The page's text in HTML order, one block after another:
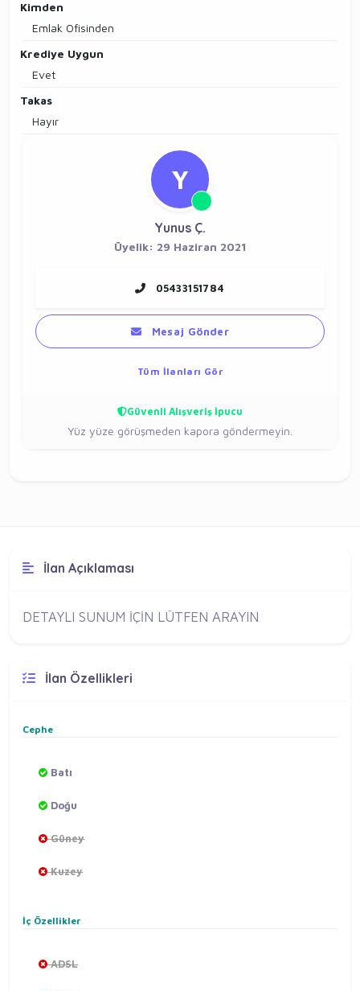
Kimden
Emlak Ofisinden
Krediye Uygun
Evet
Takas
Hayır
Y
Yunus Ç.
Üyelik: 29 Haziran 2021
05433151784
Mesaj Gönder
Tüm İlanları Gör
Güvenli Alışveriş İpucu
Yüz yüze görüşmeden kapora göndermeyin.
İlan Açıklaması
DETAYLI SUNUM İÇİN LÜTFEN ARAYIN
İlan Özellikleri
Cephe
Batı
Doğu
Güney
Kuzey
İç Özellikler
ADSL